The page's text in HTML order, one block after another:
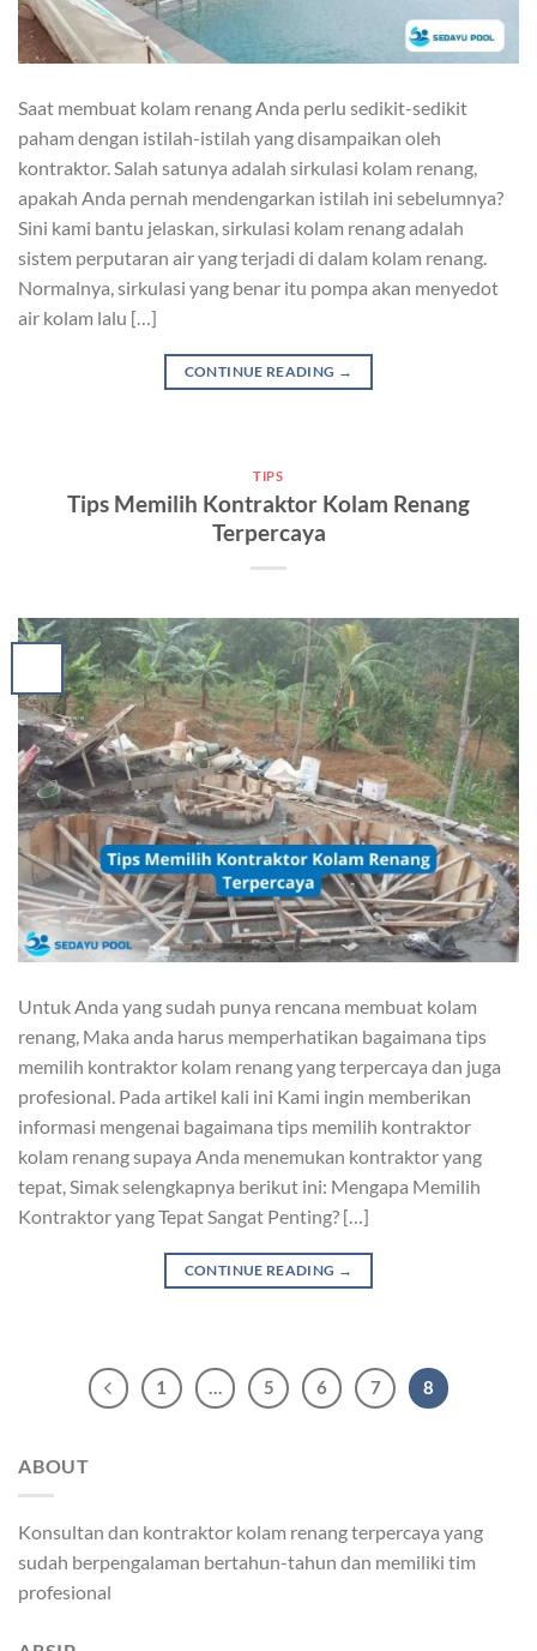
Saat membuat kolam renang Anda perlu sedikit-sedikit
paham dengan istilah-istilah yang disampaikan oleh
kontraktor. Salah satunya adalah sirkulasi kolam renang,
apakah Anda pernah mendengarkan istilah ini sebelumnya?
Sini kami bantu jelaskan, sirkulasi kolam renang adalah
sistem perputaran air yang terjadi di dalam kolam renang.
Normalnya, sirkulasi yang benar itu pompa akan menyedot
air kolam lalu […]
CONTINUE READING →
TIPS
Tips Memilih Kontraktor Kolam Renang
Terpercaya
Untuk Anda yang sudah punya rencana membuat kolam
renang, Maka anda harus memperhatikan bagaimana tips
memilih kontraktor kolam renang yang terpercaya dan juga
profesional. Pada artikel kali ini Kami ingin memberikan
informasi mengenai bagaimana tips memilih kontraktor
kolam renang supaya Anda menemukan kontraktor yang
tepat, Simak selengkapnya berikut ini: Mengapa Memilih
Kontraktor yang Tepat Sangat Penting? […]
CONTINUE READING →
1 … 5 6 7 8
ABOUT
Konsultan dan kontraktor kolam renang terpercaya yang
sudah berpengalaman bertahun-tahun dan memiliki tim
profesional